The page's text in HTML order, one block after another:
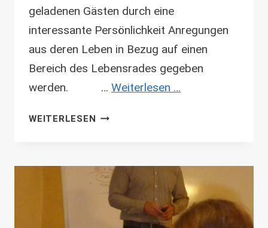
geladenen Gästen durch eine
interessante Persönlichkeit Anregungen
aus deren Leben in Bezug auf einen
Bereich des Lebensrades gegeben
werden. … Weiterlesen …
WEITERLESEN
YOUTH-
NOVEMBER
2011
DRESDEN